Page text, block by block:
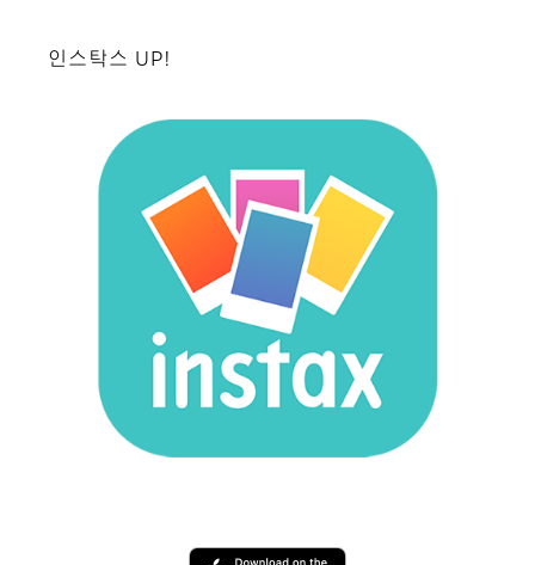
인스탁스 UP!